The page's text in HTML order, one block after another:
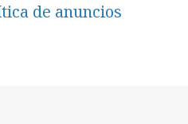
de anuncios